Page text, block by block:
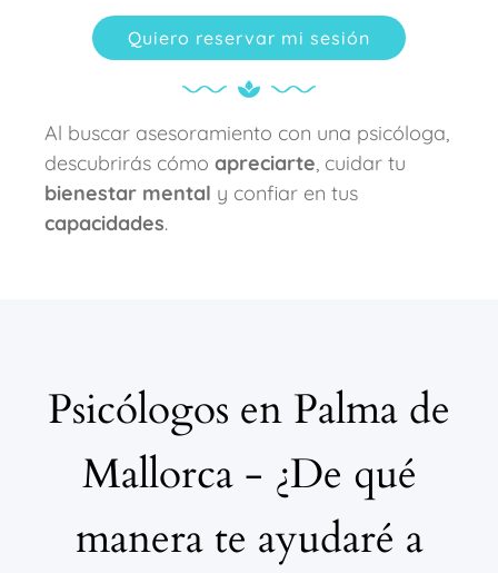
Quiero reservar mi sesión
Al buscar asesoramiento con una psicóloga,
descubrirás cómo apreciarte, cuidar tu
bienestar mental y confiar en tus
capacidades.
Psicólogos en Palma de
Mallorca - ¿De qué
manera te ayudaré a